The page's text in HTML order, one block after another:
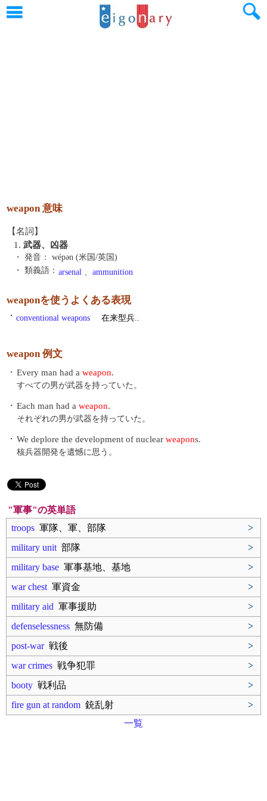
weapon 意味
【名詞】
1. 武器、凶器
・ 発音：
wépən (米国/英国)
・ 類義語： arsenal 、 ammunition
weaponを使うよくある表現
・ conventional weapons 在来型兵..
weapon 例文
・ Every man had a weapon.
すべての男が武器を持っていた。
・ Each man had a weapon.
それぞれの男が武器を持っていた。
・ We deplore the development of nuclear weapons.
核兵器開発を遺憾に思う。
"軍事"の英単語
troops 軍隊、軍、部隊
>
military unit 部隊
>
military base 軍事基地、基地
>
war chest 軍資金
>
military aid 軍事援助
>
defenselessness 無防備
>
post-war戦後
>
war crimes 戦争犯罪
>
booty 戦利品
>
fire gun at random 銃乱射
>
一覧